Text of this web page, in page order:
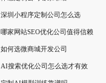
深圳小程序定制公司怎么选
哪家网站SEO优化公司值得信赖
如何选微商城开发公司
AI搜索优化公司怎么选才有效